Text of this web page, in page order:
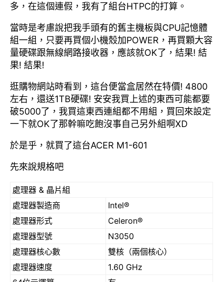
多，在這個連假，我有了組台HTPC的打算。
當時是考慮說把我手頭有的舊主機板與CPU記憶體
組一組，只要再買個小機殼加POWER，再買顆大容
量硬碟跟無線網路接收器，應該就OK了，結果! 結
果! 結果!
逛購物網站時看到，這台便當盒居然在特價! 4800
左右，還送1TB硬碟! 安安我買上述的東西可能都要
破5000了，我買這東西連組都不用組，買回來設定
一下就OK了那幹嘛吃飽沒事自己另外組啊XD
於是乎，就買了這台ACER M1-601
先來說規格吧
處理器 & 晶片組
處理器製造商
Intel®
處理器形式
Celeron®
處理器型號
N3050
處理器核心數
雙核（兩個核心）
處理器速度
1.60 GHz